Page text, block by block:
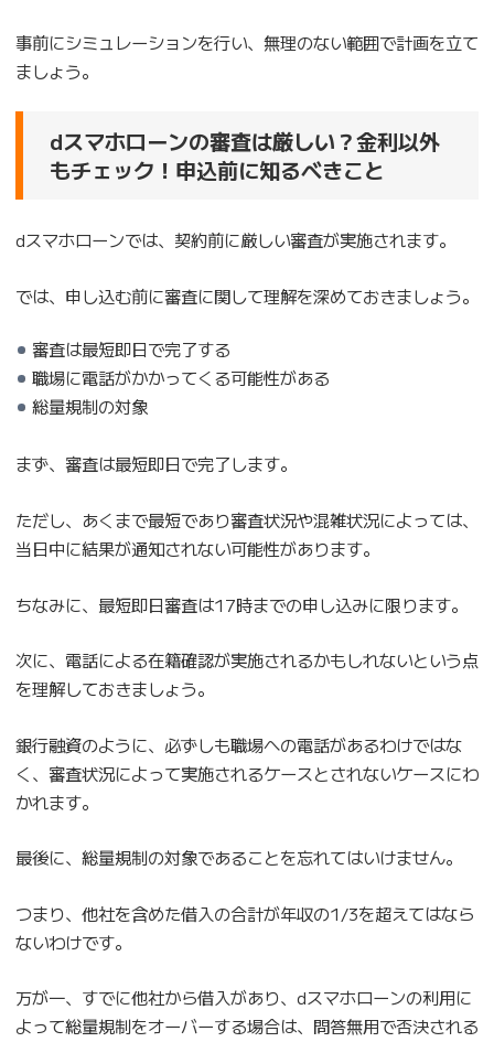
事前にシミュレーションを行い、無理のない範囲で計画を立て
ましょう。
dスマホローンの審査は厳しい？金利以外
もチェック！申込前に知るべきこと
dスマホローンでは、契約前に厳しい審査が実施されます。
では、申し込む前に審査に関して理解を深めておきましょう。
審査は最短即日で完了する
職場に電話がかかってくる可能性がある
総量規制の対象
まず、審査は最短即日で完了します。
ただし、あくまで最短であり審査状況や混雑状況によっては、
当日中に結果が通知されない可能性があります。
ちなみに、最短即日審査は17時までの申し込みに限ります。
次に、電話による在籍確認が実施されるかもしれないという点
を理解しておきましょう。
銀行融資のように、必ずしも職場への電話があるわけではな
く、審査状況によって実施されるケースとされないケースにわ
かれます。
最後に、総量規制の対象であることを忘れてはいけません。
つまり、他社を含めた借入の合計が年収の1/3を超えてはなら
ないわけです。
万が一、すでに他社から借入があり、dスマホローンの利用に
よって総量規制をオーバーする場合は、問答無用で否決される